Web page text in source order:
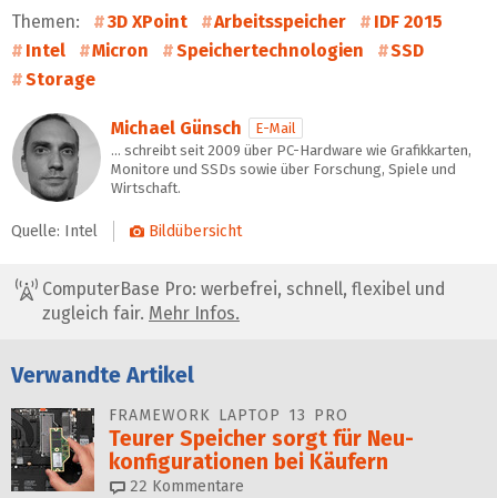
Themen: 3D XPoint Arbeitsspeicher
IDF 2015
Intel
Micron Speichertechnologien
SSD
Storage
Michael Günsch
E-Mail
… schreibt seit 2009 über PC-Hardware wie Grafikkarten,
Monitore und SSDs sowie über Forschung, Spiele und
Wirtschaft.
Quelle: Intel Bildübersicht
ComputerBase Pro: werbefrei, schnell, flexibel und
zugleich fair. Mehr Infos.
Verwandte Artikel
FRAMEWORK LAPTOP 13 PRO
Teurer Speicher sorgt für Neu­
konfigurationen bei Käufern
22 Kommentare